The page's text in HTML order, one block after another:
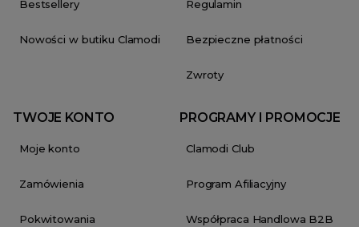
Bestsellery
Nowości w butiku Clamodi
Regulamin
Bezpieczne płatności
Zwroty
TWOJE KONTO
Moje konto
Zamówienia
Pokwitowania
PROGRAMY I PROMOCJE
Clamodi Club
Program Afiliacyjny
Współpraca Handlowa B2B